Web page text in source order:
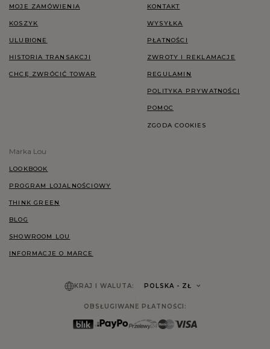
MOJE ZAMÓWIENIA
KOSZYK
ULUBIONE
HISTORIA TRANSAKCJI
CHCĘ ZWRÓCIĆ TOWAR
KONTAKT
WYSYŁKA
PŁATNOŚCI
ZWROTY I REKLAMACJE
REGULAMIN
POLITYKA PRYWATNOŚCI
POMOC
ZGODA COOKIES
Marka Lou
LOOKBOOK
PROGRAM LOJALNOŚCIOWY
THINK GREEN
BLOG
SHOWROOM LOU
INFORMACJE O MARCE
KRAJ I WALUTA: POLSKA - ZŁ
OBSŁUGIWANE PŁATNOŚCI: